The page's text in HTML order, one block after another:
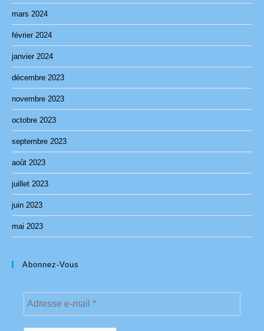
mars 2024
février 2024
janvier 2024
décembre 2023
novembre 2023
octobre 2023
septembre 2023
août 2023
juillet 2023
juin 2023
mai 2023
Abonnez-Vous